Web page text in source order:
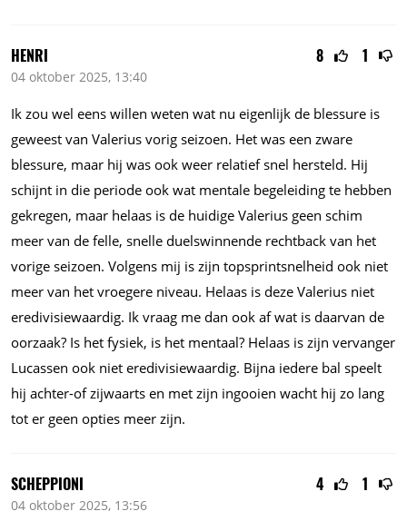
8 1
HENRI
04 oktober 2025, 13:40
Ik zou wel eens willen weten wat nu eigenlijk de blessure is
geweest van Valerius vorig seizoen. Het was een zware
blessure, maar hij was ook weer relatief snel hersteld. Hij
schijnt in die periode ook wat mentale begeleiding te hebben
gekregen, maar helaas is de huidige Valerius geen schim
meer van de felle, snelle duelswinnende rechtback van het
vorige seizoen. Volgens mij is zijn topsprintsnelheid ook niet
meer van het vroegere niveau. Helaas is deze Valerius niet
eredivisiewaardig. Ik vraag me dan ook af wat is daarvan de
oorzaak? Is het fysiek, is het mentaal? Helaas is zijn vervanger
Lucassen ook niet eredivisiewaardig. Bijna iedere bal speelt
hij achter-of zijwaarts en met zijn ingooien wacht hij zo lang
tot er geen opties meer zijn.
4 1
SCHEPPIONI
04 oktober 2025, 13:56